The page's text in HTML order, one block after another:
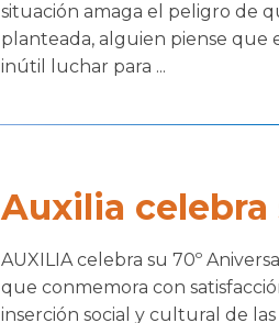
situación amaga el peligro de
planteada, alguien piense que
inútil luchar para ...
Auxilia celebra
AUXILIA celebra su 70º
que conmemora con
inserción social y cultural de